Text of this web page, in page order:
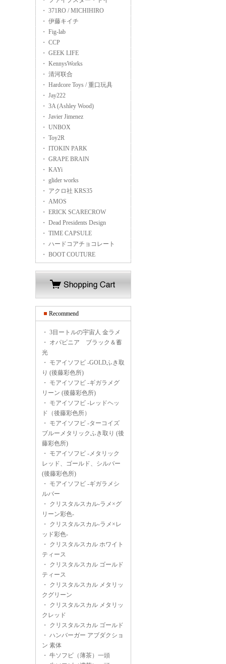
・ 371RO / MICHIHIRO
・ 伊藤キイチ
・ Fig-lab
・ CCP
・ GEEK LIFE
・ KennysWorks
・ 清河联合
・ Hardcore Toys / 重口玩具
・ Jay222
・ 3A (Ashley Wood)
・ Javier Jimenez
・ UNBOX
・ Toy2R
・ ITOKIN PARK
・ GRAPE BRAIN
・ KAYi
・ glider works
・ アクロ社 KRS35
・ AMOS
・ ERICK SCARECROW
・ Dead Presidents Design
・ TIME CAPSULE
・ ハードコアチョコレート
・ BOOT COUTURE
Recommend
・ 3目ートルの宇宙人 金ラメ
・ オパビニア ブラック＆蓄
光
・ モアイソフビ -GOLDふき取
り (後藤彩色所)
・ モアイソフビ -ギガラメグ
リーン (後藤彩色所)
・ モアイソフビ -レッドヘッ
ド（後藤彩色所）
・ モアイソフビ -ターコイズ
ブルーメタリックふき取り (後
藤彩色所)
・ モアイソフビ -メタリック
レッド、ゴールド、シルバー
(後藤彩色所)
・ モアイソフビ -ギガラメシ
ルバー
・ クリスタルスカル-ラメ×グ
リーン彩色-
・ クリスタルスカル-ラメ×レ
ッド彩色-
・ クリスタルスカル ホワイト
ティース
・ クリスタルスカル ゴールド
ティース
・ クリスタルスカル メタリッ
クグリーン
・ クリスタルスカル メタリッ
クレッド
・ クリスタルスカル ゴールド
・ ハンバーガー アブダクショ
ン 素体
・ 牛ソフビ（薄茶）一頭